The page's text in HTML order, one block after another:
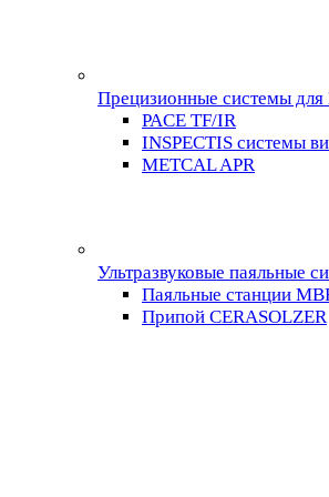
Прецизионные системы для
PACE TF/IR
INSPECTIS системы
METCAL APR
Ультразвуковые паяльные
Паяльные станции
Припой CERASOLZER